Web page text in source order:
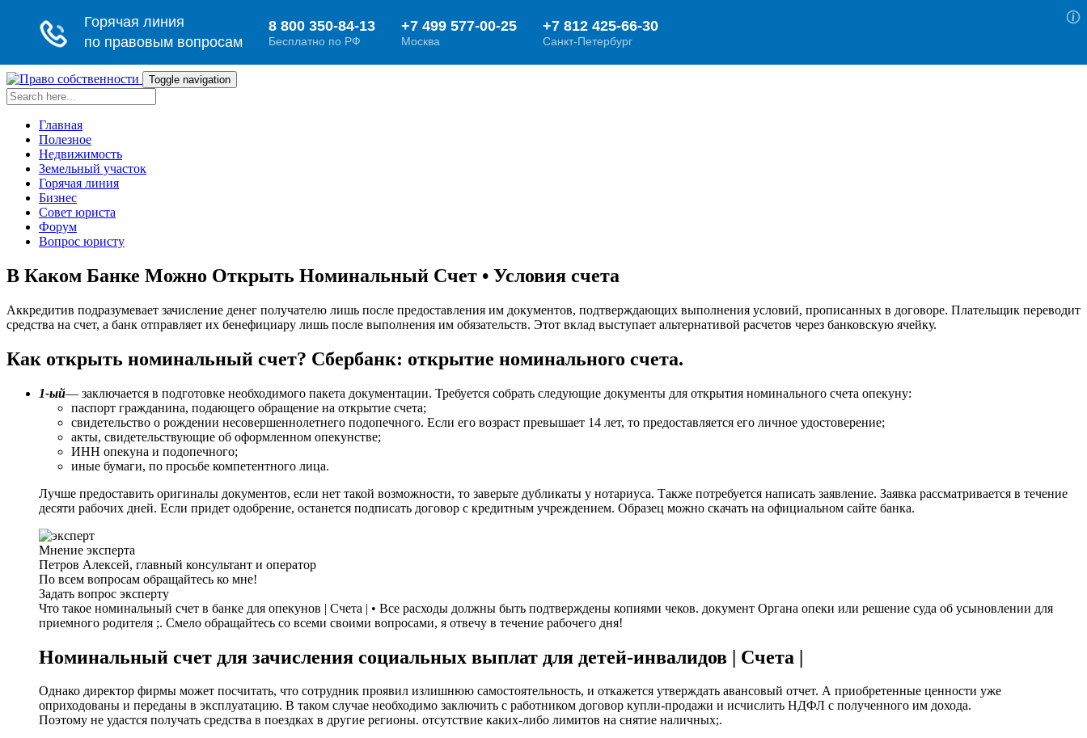
Toggle navigation
Главная
Полезное
Недвижимость
Земельный участок
Горячая линия
Бизнес
Совет юриста
Форум
Вопрос юристу
В Каком Банке Можно Открыть Номинальный Счет • Условия счета
Аккредитив подразумевает зачисление денег получателю лишь после предоставления им документов, подтверждающих выполнения условий, прописанных в договоре. Плательщик переводит
средства на счет, а банк отправляет их бенефициару лишь после выполнения им обязательств. Этот вклад выступает альтернативой расчетов через банковскую ячейку.
Как открыть номинальный счет? Сбербанк: открытие номинального счета.
1-ый— заключается в подготовке необходимого пакета документации. Требуется собрать следующие документы для открытия номинального счета опекуну:
паспорт гражданина, подающего обращение на открытие счета;
свидетельство о рождении несовершеннолетнего подопечного. Если его возраст превышает 14 лет, то предоставляется его личное удостоверение;
акты, свидетельствующие об оформленном опекунстве;
ИНН опекуна и подопечного;
иные бумаги, по просьбе компетентного лица.
Лучше предоставить оригиналы документов, если нет такой возможности, то заверьте дубликаты у нотариуса. Также потребуется написать заявление. Заявка рассматривается в течение
десяти рабочих дней. Если придет одобрение, останется подписать договор с кредитным учреждением. Образец можно скачать на официальном сайте банка.
Мнение эксперта
Петров Алексей, главный консультант и оператор
По всем вопросам обращайтесь ко мне!
Задать вопрос эксперту
Что такое номинальный счет в банке для опекунов | Счета | • Все расходы должны быть подтверждены копиями чеков. документ Органа опеки или решение суда об усыновлении для
приемного родителя ;. Смело обращайтесь со всеми своими вопросами, я отвечу в течение рабочего дня!
Номинальный счет для зачисления социальных выплат для детей-инвалидов | Счета |
Однако директор фирмы может посчитать, что сотрудник проявил излишнюю самостоятельность, и откажется утверждать авансовый отчет. А приобретенные ценности уже
оприходованы и переданы в эксплуатацию. В таком случае необходимо заключить с работником договор купли-продажи и исчислить НДФЛ с полученного им дохода.
Поэтому не удастся получать средства в поездках в другие регионы. отсутствие каких-либо лимитов на снятие наличных;.